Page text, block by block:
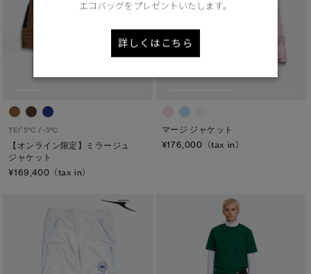
TEI1 5°C / -5°C
【オンライン限定】ミラージュ
ジャケット
¥169,400（tax in）
マージ ジャケット
¥176,000（tax in）
エコバッグをプレゼントいたします。
詳しくはこちら